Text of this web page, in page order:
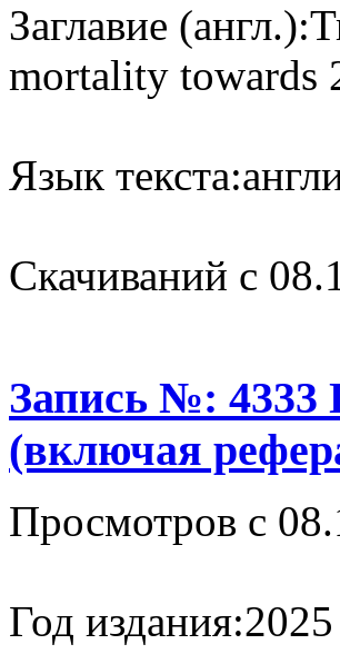
Заглавие (англ.):
mortality towards
Язык текста:
Cкачиваний с
Запись №: 4333
(включая
Просмотров с
Год издания:2025